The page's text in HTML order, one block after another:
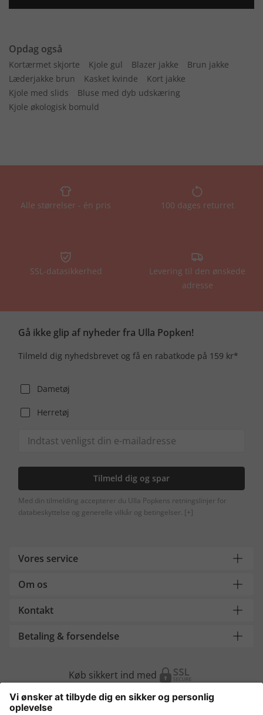
Opdag også
Kortærmet skjorte Kjole gul Blazer jakke
Brun jakke
Læderjakke brun
Kasket kvinde
Kort jakke
Kjole med slids
Bluse med dyb udskæring
Kjole økologisk bomuld
Alle størrelser - én pris 100 dages returret
SSL-datasikkerhed
Levering til den ønskede
adresse
Gå ikke glip af nyheder fra Ulla Popken!
Tilmeld dig nyhedsbrevet og få en rabatkode på 159 kr*
Dametøj
Herretøj
Tilmeld dig og spar
Med din tilmelding accepterer du Ulla Popkens retningslinjer for
databeskyttelse og generelle vilkår og betingelser. [+]
Vores service
Om os
Kontakt
Betaling & forsendelse
Køb sikkert ind med